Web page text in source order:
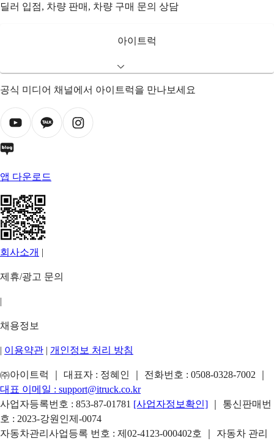
딜러 입점, 차량 판매, 차량 구매 문의 상담
아이트럭
공식 미디어 채널에서 아이트럭을 만나보세요
앱 다운로드
회사소개 |
제휴/광고 문의
|
채용정보
| 이용약관 | 개인정보 처리 방침
㈜아이트럭 ｜ 대표자 : 정혜인 ｜ 전화번호 : 0508-0328-7002
대표 이메일 : support@itruck.co.kr
사업자등록번호 : 853-87-01781 [사업자정보확인]
｜ 통신판매번
호 : 2023-강원인제-0074
자동차관리사업등록 번호 : 제02-4123-000402호 ｜ 자동차 관리